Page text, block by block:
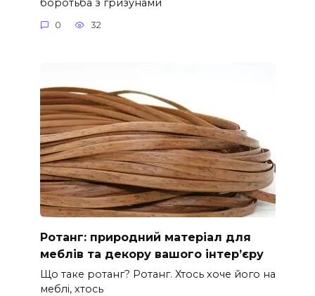
боротьба з гризунами
0 32
Ротанг: природний матеріал для
меблів та декору вашого інтер’єру
Що таке ротанг? Ротанг. Хтось хоче його на
меблі, хтось